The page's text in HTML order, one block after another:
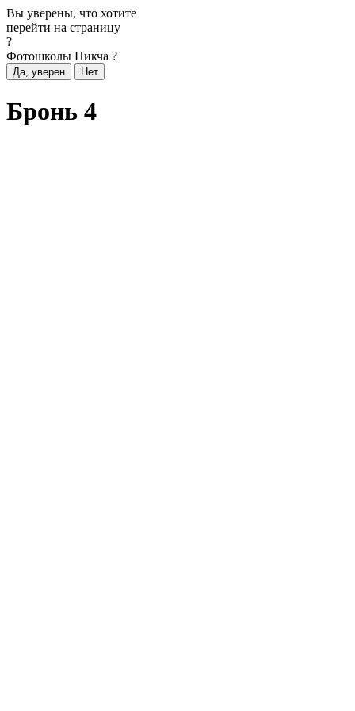
Вы уверены, что хотите
перейти на страницу
?
Фотошколы Пикча ?
Бронь 4